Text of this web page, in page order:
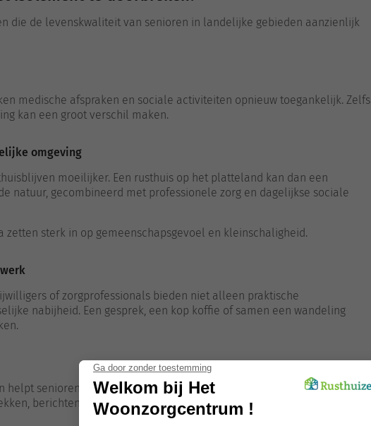
die de levenskwaliteit van senioren in landelijke gebieden aanzienlijk
medische afspraken en sociale activiteiten opnieuw toegankelijk. Zelfs
kan een groot verschil maken.
omgeving
moeilijker. Een rusthuis op het platteland kan dan een
natuur, gecombineerd met professionele zorg en dagelijkse sociale
sterk in op gemeenschapsgevoel en kleinschaligheid.
of zorgprofessionals bieden niet alleen praktische
nabijheid. Een gesprek, een kop koffie of samen een wandeling
helpt senioren om contact te houden met familie en deel te nemen aan
berichten of zelfs online hobbygroepen maken de wereld opnieuw